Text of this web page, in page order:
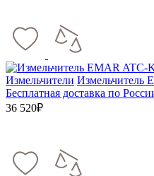
Измельчители Измельчитель
Бесплатная доставка по
36 520₽